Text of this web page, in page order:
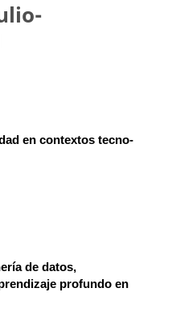
en contextos tecno-
de datos,
profundo en